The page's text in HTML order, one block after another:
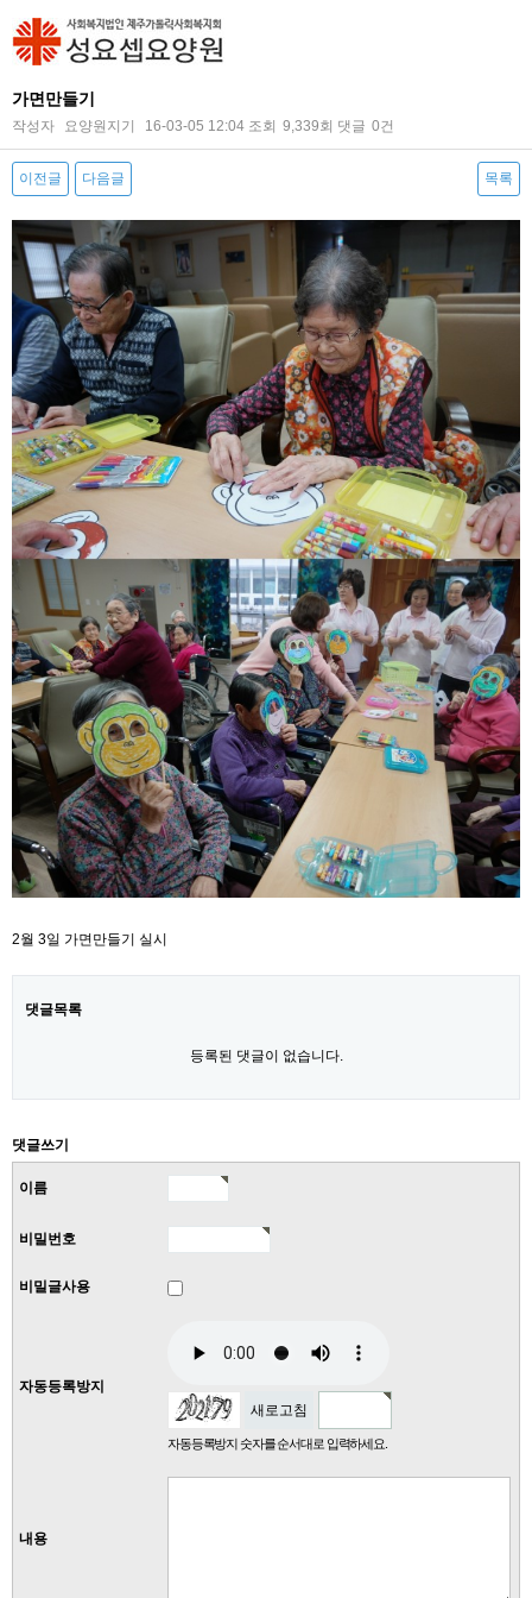
가면만들기
작성자 요양원지기 16-03-05 12:04 조회 9,339회 댓글 0건
이전글 다음글 목록
본문
2월 3일 가면만들기 실시
댓글목록
등록된 댓글이 없습니다.
댓글쓰기
이름
비밀번호
비밀글사용
자동등록방지
새로고침
자동등록방지 숫자를 순서대로 입력하세요.
내용